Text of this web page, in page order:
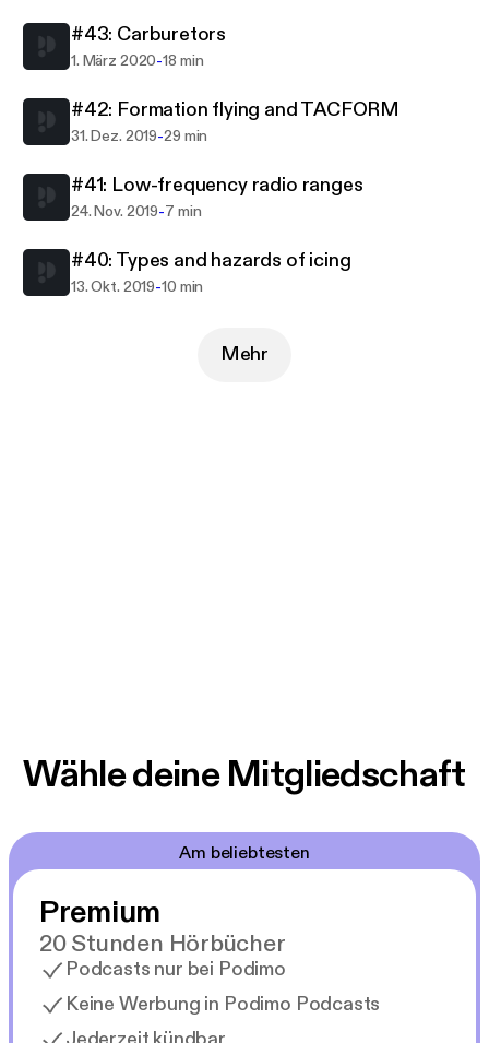
#43: Carburetors
1. März 2020-18 min
#42: Formation flying and TACFORM
31. Dez. 2019-29 min
#41: Low-frequency radio ranges
24. Nov. 2019-7 min
#40: Types and hazards of icing
13. Okt. 2019-10 min
Mehr
Wähle deine Mitgliedschaft
Am beliebtesten
Premium
20 Stunden Hörbücher
Podcasts nur bei Podimo
Keine Werbung in Podimo Podcasts